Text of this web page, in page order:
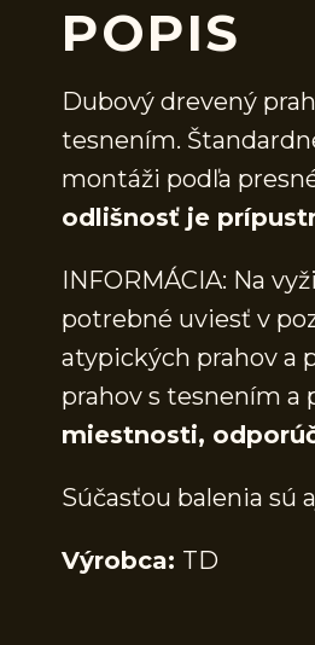
POPIS
Dubový drevený
tesnením.
montáži podľa
odlišnosť je
INFORMÁCIA: Na
potrebné uviesť v
atypických prahov a
prahov s tesnením
miestnosti,
Súčasťou balenia sú
Výrobca: TD